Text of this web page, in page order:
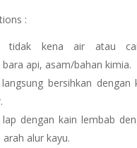
:
tidak kena air atau
api, asam/bahan kimia.
bersihkan dengan
lap dengan kain lembab
alur kayu.